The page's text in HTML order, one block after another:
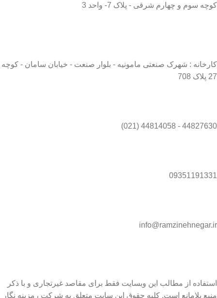
کوچه سوم و چهارم شرقی - پلاک 7- واحد 3
کارخانه : شهرک صنعتی مامونیه - بلوار صنعت - خیابان سامان - کوچه
27 پلاک 708
44827630 - 44814058 (021)
09351191331
info@ramzinehnegar.ir
استفاده از مطالب این وبسایت فقط برای مقاصد غیرتجاری و با ذکر
منبع بلامانع است. کلیه حقوق این سایت متعلق به شرکت رمزینه نگار